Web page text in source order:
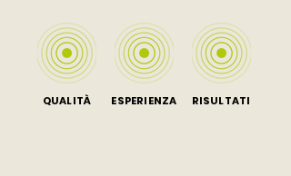
QUALITÀ ESPERIENZA RISULTATI